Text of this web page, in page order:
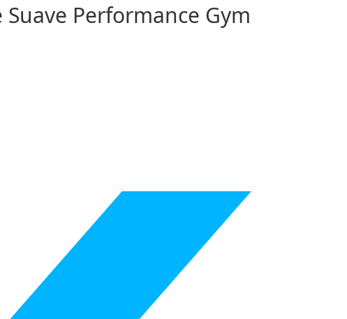
Performance Gym